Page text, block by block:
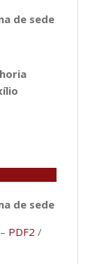
de sede
de sede
– PDF2 /